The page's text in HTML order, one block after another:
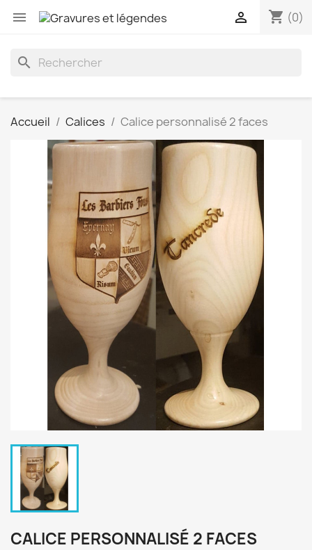
 shopping_cart (0)

search
Accueil Calices Calice personnalisé 2 faces
CALICE PERSONNALISÉ 2 FACES